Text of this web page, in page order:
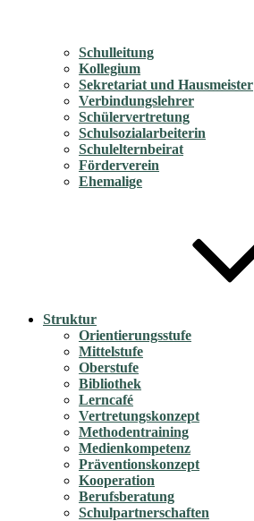
Schulleitung
Kollegium
Sekretariat und Hausmeister
Verbindungslehrer
Schülervertretung
Schulsozialarbeiterin
Schulelternbeirat
Förderverein
Ehemalige
Struktur
Orientierungsstufe
Mittelstufe
Oberstufe
Bibliothek
Lerncafé
Vertretungskonzept
Methodentraining
Medienkompetenz
Präventionskonzept
Kooperation
Berufsberatung
Schulpartnerschaften